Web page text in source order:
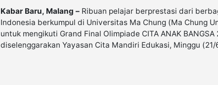
Kabar Baru, Malang – Ribuan pelajar berprestasi dari
Indonesia berkumpul di Universitas Ma Chung (Ma Chung
untuk mengikuti Grand Final Olimpiade CITA ANAK
diselenggarakan Yayasan Cita Mandiri Edukasi, Minggu